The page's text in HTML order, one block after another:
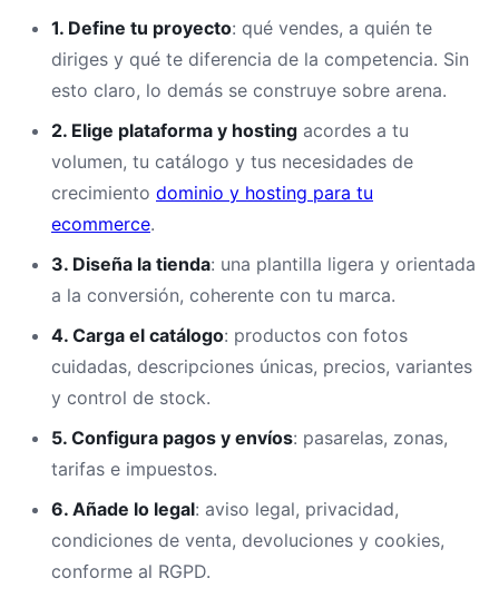
1. Define tu proyecto: qué vendes, a quién te
diriges y qué te diferencia de la competencia. Sin
esto claro, lo demás se construye sobre arena.
2. Elige plataforma y hosting acordes a tu
volumen, tu catálogo y tus necesidades de
crecimiento dominio y hosting para tu
ecommerce.
3. Diseña la tienda: una plantilla ligera y orientada
a la conversión, coherente con tu marca.
4. Carga el catálogo: productos con fotos
cuidadas, descripciones únicas, precios, variantes
y control de stock.
5. Configura pagos y envíos: pasarelas, zonas,
tarifas e impuestos.
6. Añade lo legal: aviso legal, privacidad,
condiciones de venta, devoluciones y cookies,
conforme al RGPD.